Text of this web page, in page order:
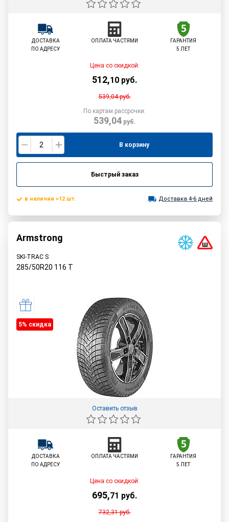
ДОСТАВКА
ПО АДРЕСУ
ОПЛАТА ЧАСТЯМИ
ГАРАНТИЯ
5 ЛЕТ
Цена со скидкой:
512,10 руб.
539,04руб.
По картам рассрочки:
539,04руб.
В корзину
Быстрый заказ
в наличии >12 шт. Доставка 4-6 дней
Armstrong
SKI-TRAC S
285/50R20 116 T
5% cкидка
Оставить отзыв
ДОСТАВКА
ПО АДРЕСУ
ОПЛАТА ЧАСТЯМИ
ГАРАНТИЯ
5 ЛЕТ
Цена со скидкой:
695,71 руб.
732,31руб.